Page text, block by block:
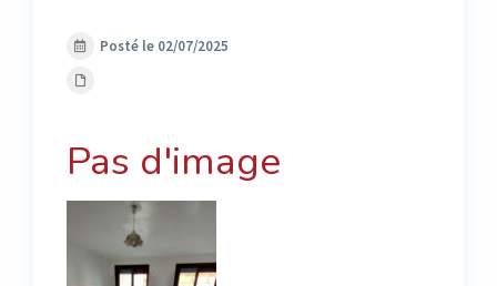
Posté le 02/07/2025
Pas d'image